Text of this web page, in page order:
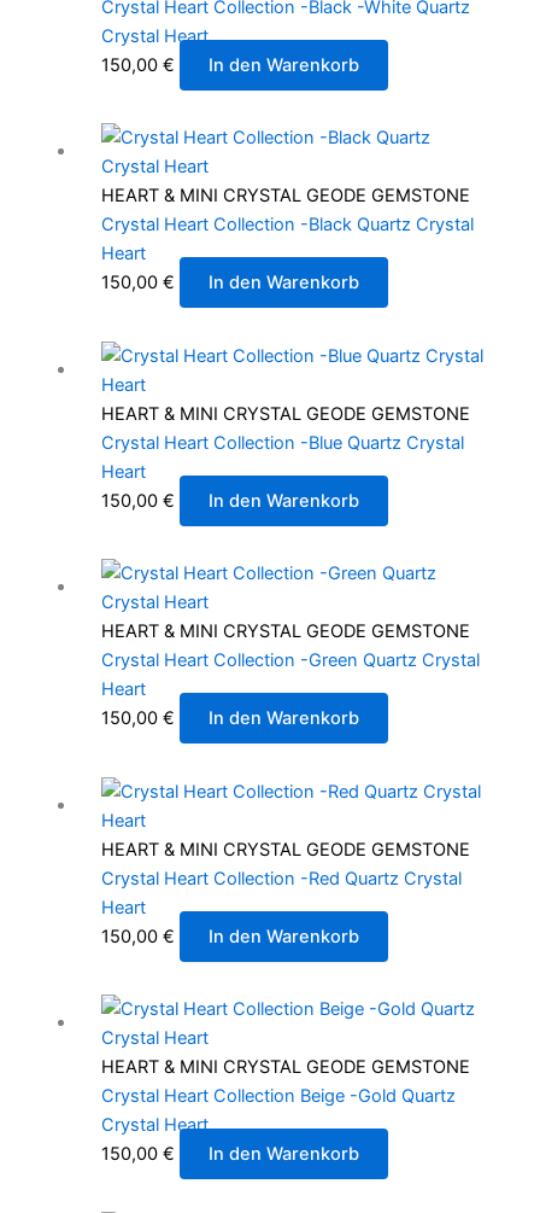
Crystal Heart Collection -Black -White Quartz
Crystal Heart
150,00 € In den Warenkorb
HEART & MINI CRYSTAL GEODE GEMSTONE
Crystal Heart Collection -Black Quartz Crystal
Heart
150,00 € In den Warenkorb
HEART & MINI CRYSTAL GEODE GEMSTONE
Crystal Heart Collection -Blue Quartz Crystal
Heart
150,00 € In den Warenkorb
HEART & MINI CRYSTAL GEODE GEMSTONE
Crystal Heart Collection -Green Quartz Crystal
Heart
150,00 € In den Warenkorb
HEART & MINI CRYSTAL GEODE GEMSTONE
Crystal Heart Collection -Red Quartz Crystal
Heart
150,00 € In den Warenkorb
HEART & MINI CRYSTAL GEODE GEMSTONE
Crystal Heart Collection Beige -Gold Quartz
Crystal Heart
150,00 € In den Warenkorb